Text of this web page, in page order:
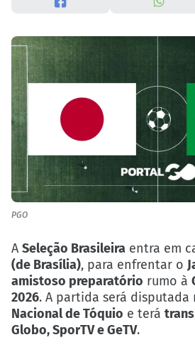
PGO
A Seleção Brasileira entra em
(de Brasília), para enfrentar o
amistoso preparatório rumo à
2026. A partida será disputada
Nacional de Tóquio e terá
Globo, SporTV e GeTV.